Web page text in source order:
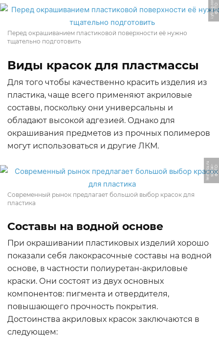
Ф
О
Т
О:
i.
y
ti
m
g.
c
o
m
Перед окрашиванием пластиковой поверхности её нужно
тщательно подготовить
Виды красок для пластмассы
Для того чтобы качественно красить изделия из
пластика, чаще всего применяют акриловые
составы, поскольку они универсальны и
обладают высокой адгезией. Однако для
окрашивания предметов из прочных полимеров
могут использоваться и другие ЛКМ.
Ф
О
Т
О:
s
d
el
ai
-
l
e
s
t
ni
c
u.
r
u
Современный рынок предлагает большой выбор красок для
пластика
Составы на водной основе
При окрашивании пластиковых изделий хорошо
показали себя лакокрасочные составы на водной
основе, в частности полиуретан-акриловые
краски. Они состоят из двух основных
компонентов: пигмента и отвердителя,
повышающего прочность покрытия.
Достоинства акриловых красок заключаются в
следующем: